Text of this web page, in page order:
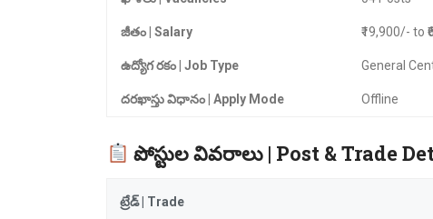
జీతం | Salary ₹19,900/- to
ఉద్యోగ రకం | Job Type General
దరఖాస్తు విధానం | Apply Mode Offline
పోస్టుల వివరాలు | Post & Trade
ట్రేడ్ | Trade